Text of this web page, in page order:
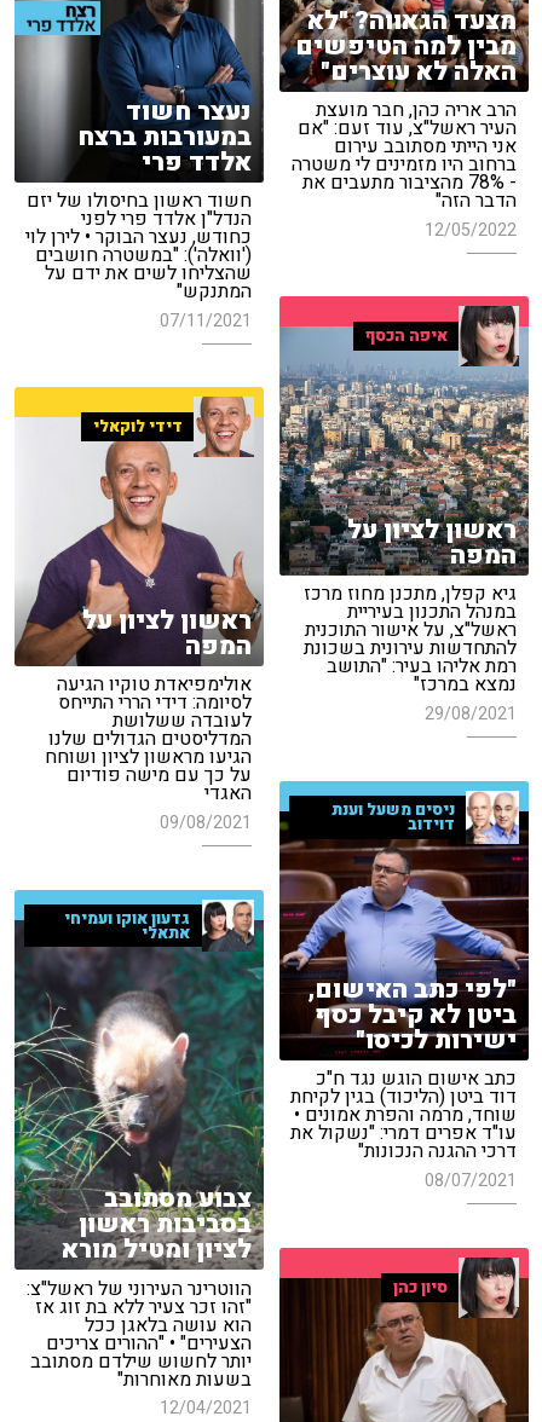
מצעד הגאווה? "לא
מבין למה הטיפשים
האלה לא עוצרים"
הרב אריה כהן, חבר מועצת
העיר ראשל"צ, עוד זעם: "אם
אני הייתי מסתובב עירום
ברחוב היו מזמינים לי משטרה
- 78% מהציבור מתעבים את
הדבר הזה"
12/05/2022
נעצר חשוד
במעורבות ברצח
אלדד פרי
חשוד ראשון בחיסולו של יזם
הנדל"ן אלדד פרי לפני
כחודש, נעצר הבוקר • לירן לוי
('וואלה'): "במשטרה חושבים
שהצליחו לשים את ידם על
המתנקש"
07/11/2021
איפה הכסף
ראשון לציון על
המפה
גיא קפלן, מתכנן מחוז מרכז
במנהל התכנון בעיריית
ראשל"צ, על אישור התוכנית
להתחדשות עירונית בשכונת
רמת אליהו בעיר: "התושב
נמצא במרכז"
29/08/2021
דידי לוקאלי
ראשון לציון על
המפה
אולימפיאדת טוקיו הגיעה
לסיומה: דידי הררי התייחס
לעובדה ששלושת
המדליסטים הגדולים שלנו
הגיעו מראשון לציון ושוחח
על כך עם מישה פודיום
האגדי
09/08/2021 ניסים משעל וענת
דוידוב
"לפי כתב האישום,
ביטן לא קיבל כסף
ישירות לכיסו"
כתב אישום הוגש נגד ח"כ
דוד ביטן (הליכוד) בגין לקיחת
שוחד, מרמה והפרת אמונים •
עו"ד אפרים דמרי: "נשקול את
דרכי ההגנה הנכונות"
08/07/2021
גדעון אוקו ועמיחי
אתאלי
צבוע מסתובב
בסביבות ראשון
לציון ומטיל מורא
הווטרינר העירוני של ראשל"צ:
"זהו זכר צעיר ללא בת זוג אז
הוא עושה בלאגן ככל
הצעירים" • "ההורים צריכים
יותר לחשוש שילדם מסתובב
בשעות מאוחרות"
12/04/2021
סיון כהן